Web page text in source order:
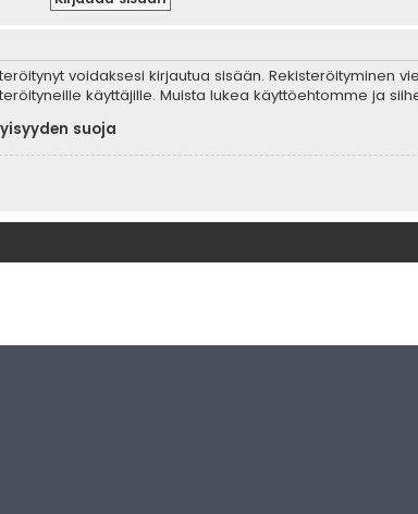
voidaksesi kirjautua sisään. Rekisteröityminen
käyttäjille. Muista lukea käyttöehtomme ja
suoja